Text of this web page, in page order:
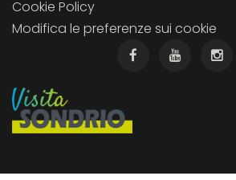
Cookie Policy
Modifica le preferenze sui cookie